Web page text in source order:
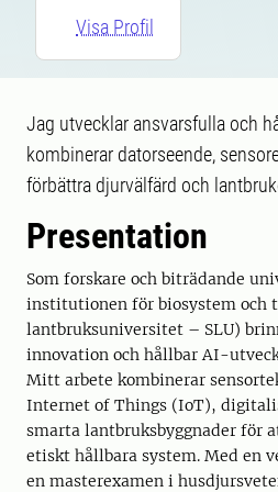
Visa Profil
Jag utvecklar ansvarsfulla och
kombinerar datorseende,
förbättra djurvälfärd och
Presentation
Som forskare och biträdande
institutionen för biosystem och
lantbruksuniversitet – SLU)
innovation och hållbar AI-
Mitt arbete kombinerar
Internet of Things (IoT),
smarta lantbruksbyggnader för
etiskt hållbara system. Med en
en masterexamen i